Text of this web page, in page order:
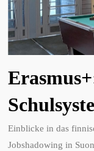
Einblicke in das
Jobshadowing in